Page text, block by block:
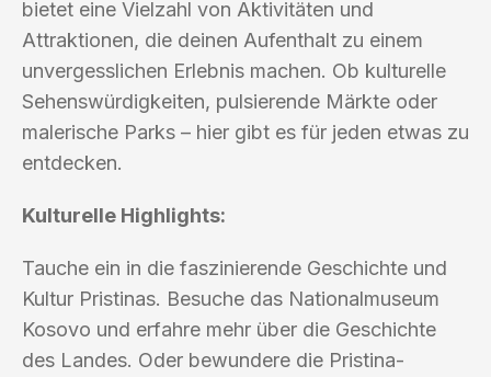
bietet eine Vielzahl von Aktivitäten und
Attraktionen, die deinen Aufenthalt zu einem
unvergesslichen Erlebnis machen. Ob kulturelle
Sehenswürdigkeiten, pulsierende Märkte oder
malerische Parks – hier gibt es für jeden etwas zu
entdecken.
Kulturelle Highlights:
Tauche ein in die faszinierende Geschichte und
Kultur Pristinas. Besuche das Nationalmuseum
Kosovo und erfahre mehr über die Geschichte
des Landes. Oder bewundere die Pristina-